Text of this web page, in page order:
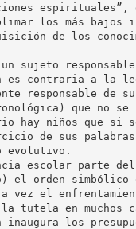
los más bajos
de los
sujeto
es contraria a la
responsable de
que no se
hay niños que si se
de sus
evolutivo.
escolar parte
el orden simbólico
vez el
tutela en muchos
los